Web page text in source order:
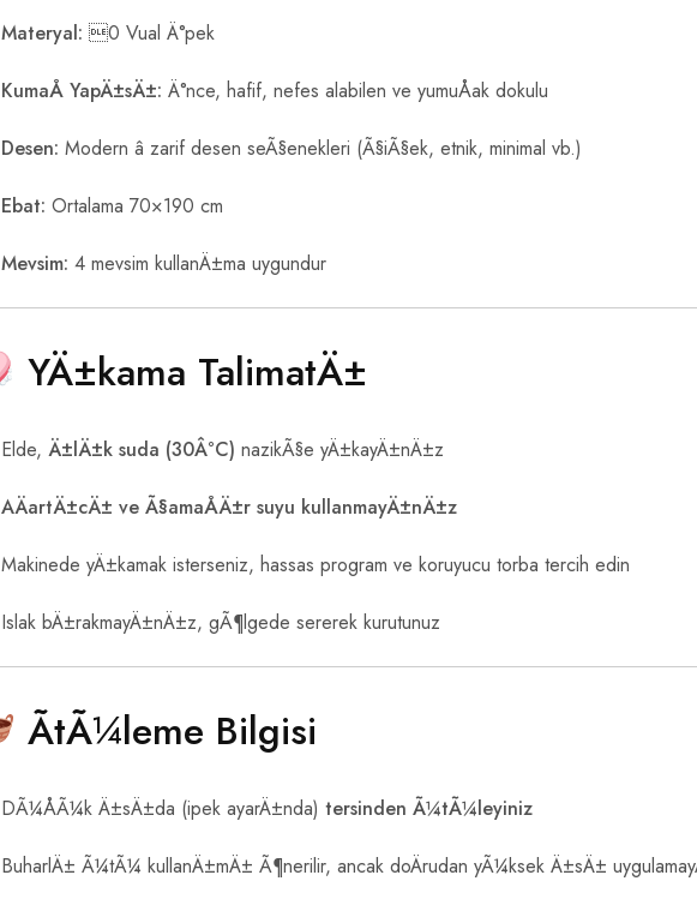
Materyal: 0 Vual Ä°pek
KumaÅ YapÄ±sÄ±: Ä°nce, hafif, nefes alabilen ve yumuÅak dokulu
Desen: Modern â zarif desen seÃ§enekleri (Ã§iÃ§ek, etnik, minimal vb.)
Ebat: Ortalama 70×190 cm
Mevsim: 4 mevsim kullanÄ±ma uygundur
YÄ±kama TalimatÄ±
Elde, Ä±lÄ±k suda (30Â°C) nazikÃ§e yÄ±kayÄ±nÄ±z
AÄartÄ±cÄ± ve Ã§amaÅÄ±r suyu kullanmayÄ±nÄ±z
Makinede yÄ±kamak isterseniz, hassas program ve koruyucu torba tercih edin
Islak bÄ±rakmayÄ±nÄ±z, gÃ¶lgede sererek kurutunuz
ÃtÃ¼leme Bilgisi
DÃ¼ÅÃ¼k Ä±sÄ±da (ipek ayarÄ±nda) tersinden Ã¼tÃ¼leyiniz
BuharlÄ± Ã¼tÃ¼ kullanÄ±mÄ± Ã¶nerilir, ancak doÄrudan yÃ¼ksek Ä±sÄ±